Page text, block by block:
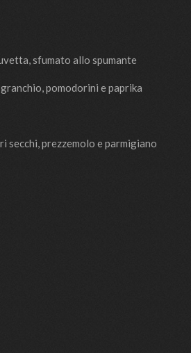
sfumato allo spumante
pomodorini e paprika
secchi, prezzemolo e parmigiano